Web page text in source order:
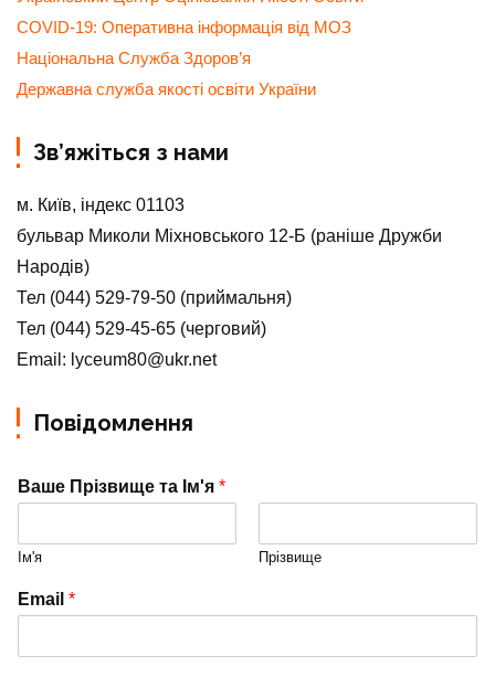
COVID-19: Оперативна інформація від МОЗ
Національна Служба Здоров’я
Державна служба якості освіти України
Зв’яжіться з нами
м. Київ, індекс 01103
бульвар Миколи Міхновського 12-Б (раніше Дружби
Народів)
Тел (044) 529-79-50 (приймальня)
Тел (044) 529-45-65 (черговий)
Email: lyceum80@ukr.net
Повідомлення
Ваше Прізвище та Ім'я *
Ім'я Прізвище
Email *